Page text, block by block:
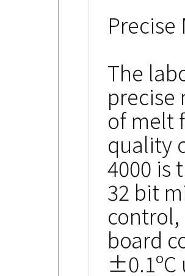
The
of melt
quality
4000 is
32 bit
board